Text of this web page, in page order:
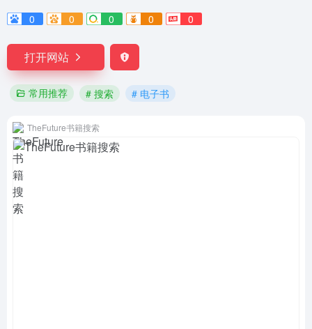
0
0 0 0 0
打开网站
常用推荐 # 搜索 # 电子书
TheFuture书籍搜索